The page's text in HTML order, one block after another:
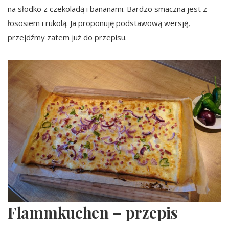
na słodko z czekoladą i bananami. Bardzo smaczna jest z
łososiem i rukolą. Ja proponuję podstawową wersję,
przejdźmy zatem już do przepisu.
Flammkuchen – przepis